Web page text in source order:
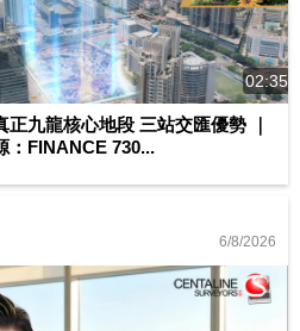
02:35
正九龍核心地段 三站交匯優勢 ｜
：FINANCE 730...
6/8/2026